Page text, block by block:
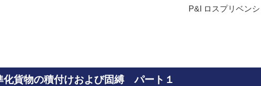
P&I ロスプリベン
化貨物の積付けおよび固縛 パート１